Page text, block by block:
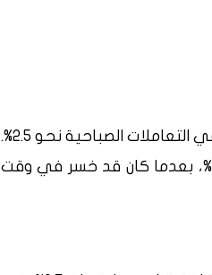
وتراجع مؤشر ستاندرد آند بورز 500 بنسبة 1.2%، بعد أن بلغت خسائره في التعاملات الصباحية نحو 2.5%.
كما هبط مؤشر داو جونز الصناعي بواقع 540 نقطة، أي بنسبة 1.1%، بعدما كان قد خسر في وقت